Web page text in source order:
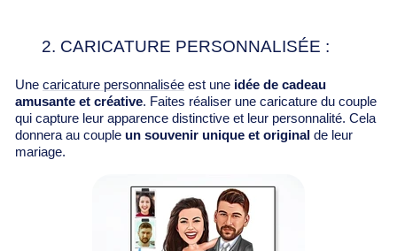
2. CARICATURE PERSONNALISÉE :
Une caricature personnalisée est une idée de cadeau
amusante et créative. Faites réaliser une caricature du couple
qui capture leur apparence distinctive et leur personnalité. Cela
donnera au couple un souvenir unique et original de leur
mariage.